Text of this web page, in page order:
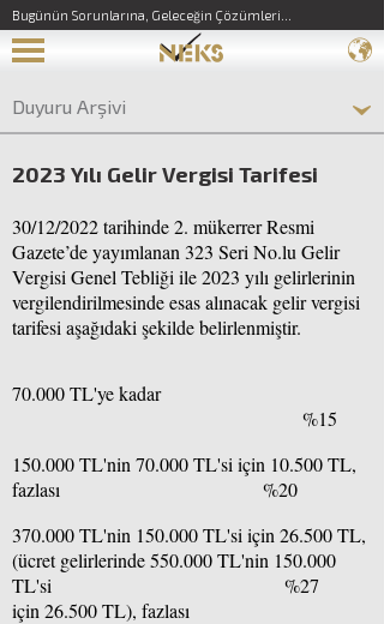
Bugünün Sorunlarına, Geleceğin Çözümleri...
Duyuru Arşivi
2023 Yılı Gelir Vergisi Tarifesi
30/12/2022 tarihinde 2. mükerrer Resmi
Gazete’de yayımlanan 323 Seri No.lu Gelir
Vergisi Genel Tebliği ile 2023 yılı gelirlerinin
vergilendirilmesinde esas alınacak gelir vergisi
tarifesi aşağıdaki şekilde belirlenmiştir.
70.000 TL'ye kadar
%15
150.000 TL'nin 70.000 TL'si için 10.500 TL,
fazlası %20
370.000 TL'nin 150.000 TL'si için 26.500 TL,
(ücret gelirlerinde 550.000 TL'nin 150.000
TL'si %27
için 26.500 TL), fazlası